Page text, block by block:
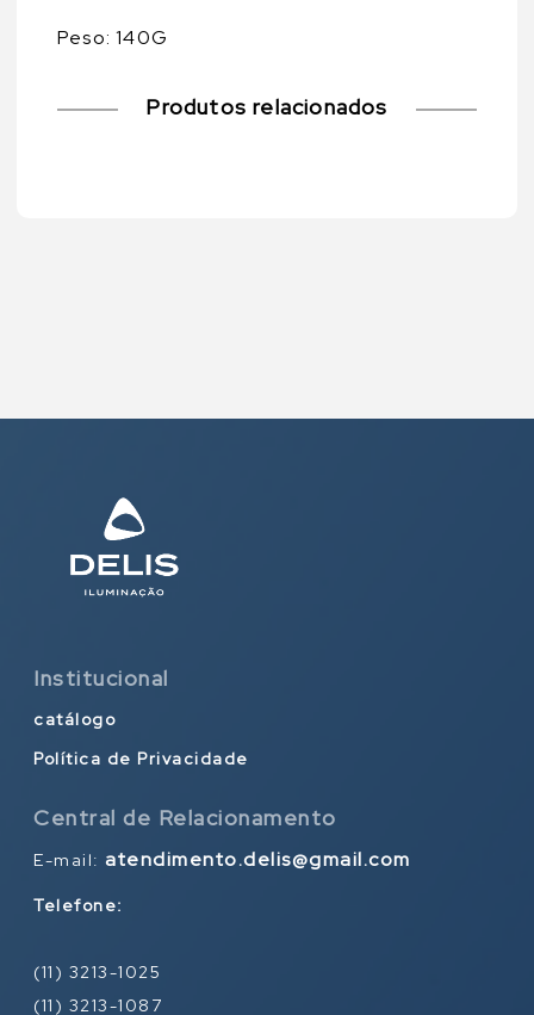
Peso: 140G
Produtos relacionados
Institucional
catálogo
Política de Privacidade
Central de Relacionamento
E-mail: atendimento.delis@gmail.com
Telefone:
(11) 3213-1025
(11) 3213-1087